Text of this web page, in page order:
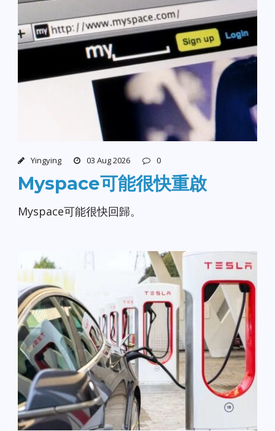
Yingying 03 Aug 2026 0
Myspace可能很快重啟
Myspace可能很快回歸。